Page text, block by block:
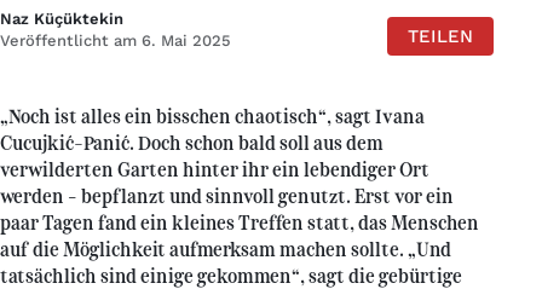
Naz Küçüktekin
Veröffentlicht am 6. Mai 2025
TEILEN
„Noch ist alles ein bisschen chaotisch“, sagt Ivana
Cucujkić-Panić. Doch schon bald soll aus dem
verwilderten Garten hinter ihr ein lebendiger Ort
werden – bepflanzt und sinnvoll genutzt. Erst vor ein
paar Tagen fand ein kleines Treffen statt, das Menschen
auf die Möglichkeit aufmerksam machen sollte. „Und
tatsächlich sind einige gekommen“, sagt die gebürtige